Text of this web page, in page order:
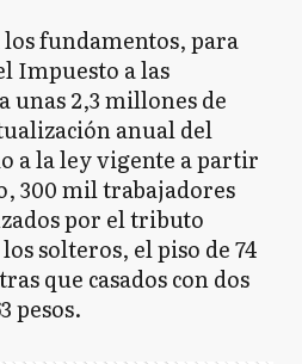
fundamentos, para
Impuesto a las
unas 2,3 millones de
anual del
a la ley vigente a partir
300 mil trabajadores
por el tributo
solteros, el piso de 74
que casados con dos
pesos.